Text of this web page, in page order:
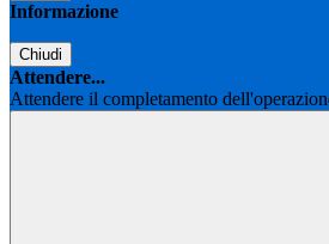
Informazione
Chiudi
Attendere...
Attendere il completamento